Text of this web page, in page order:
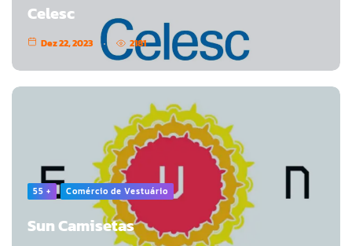
Celesc
Dez 22, 2023 2181
55 + Comércio de Vestuário
Sun Camisetas